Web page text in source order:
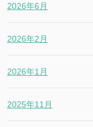
2026年6月
2026年2月
2026年1月
2025年11月